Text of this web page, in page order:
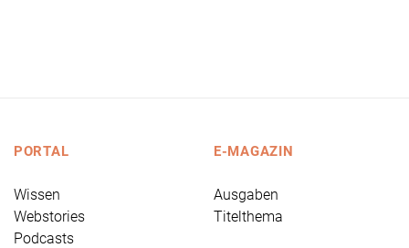
PORTAL
Wissen
Webstories
Podcasts
E-MAGAZIN
Ausgaben
Titelthema